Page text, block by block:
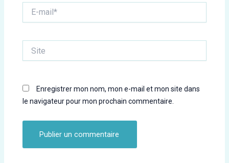
mail*
Enregistrer mon nom, mon e-mail et mon site dans
le navigateur pour mon prochain commentaire.